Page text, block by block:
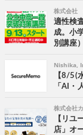
株式会社
適性検
成。小
別講座
Nishika,
【8/5(
「AI・
株式会社
【リユ
店」オ